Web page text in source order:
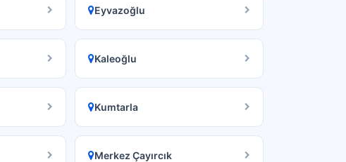
Eyvazoğlu
Kaleoğlu
Kumtarla
Merkez Çayırcık